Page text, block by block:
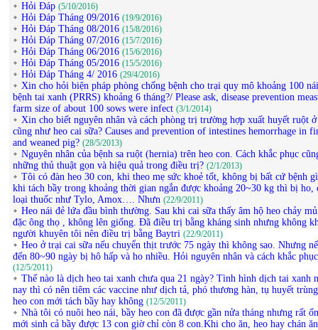
Hỏi Đáp (5/10/2016)
Hỏi Đáp Tháng 09/2016 (19/9/2016)
Hỏi Đáp Tháng 08/2016 (15/8/2016)
Hỏi Đáp Tháng 07/2016 (15/7/2016)
Hỏi Đáp Tháng 06/2016 (15/6/2016)
Hỏi Đáp Tháng 05/2016 (15/5/2016)
Hỏi Đáp Tháng 4/ 2016 (29/4/2016)
Xin cho hỏi biện pháp phòng chống bệnh cho trại quy mô khoảng 100
bệnh tai xanh (PRRS) khoảng 6 tháng?/ Please ask, disease prevention
farm size of about 100 sows were infect (3/1/2014)
Xin cho biết nguyên nhân và cách phòng trị trường hợp xuất huyết ruột
cũng như heo cai sữa? Causes and prevention of intestines hemorrhage in
and weaned pig? (28/5/2013)
Nguyên nhân của bệnh sa ruột (hernia) trên heo con. Cách khắc phục
những thủ thuật gọn và hiệu quả trong điều trị? (2/1/2013)
Tôi có đàn heo 30 con, khi theo mẹ sức khoẻ tốt, không bị bất cứ bệnh
khi tách bầy trong khoảng thời gian ngắn được khoảng 20~30 kg thì bị ho,
loại thuốc như Tylo, Amox…. Nhưn (22/9/2011)
Heo nái đẻ lứa đầu bình thường. Sau khi cai sữa thấy âm hộ heo chảy
đặc ông thọ , không lên giống. Đã điều trị bằng kháng sinh nhưng không
người khuyên tôi nên điều trị bằng Baytri (22/9/2011)
Heo ở trại cai sữa nếu chuyển thịt trước 75 ngày thì không sao. Nhưng
đến 80~90 ngày bị hô hấp và ho nhiều. Hỏi nguyên nhân và cách khắc
(12/5/2011)
Thế nào là dịch heo tai xanh chưa qua 21 ngày? Tình hình dịch tai xanh
nay thì có nên tiêm các vaccine như dịch tả, phó thương hàn, tụ huyết
heo con mới tách bầy hay không (12/5/2011)
Nhà tôi có nuôi heo nái, bầy heo con đã được gần nửa tháng nhưng rất
mới sinh cả bầy được 13 con giờ chỉ còn 8 con.Khi cho ăn, heo hay chán